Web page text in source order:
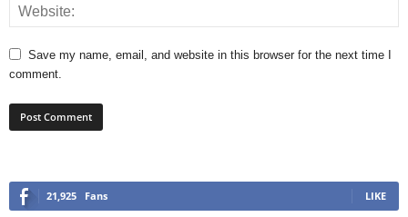
Save my name, email, and website in this browser for the next time I
comment.
21,925 Fans LIKE